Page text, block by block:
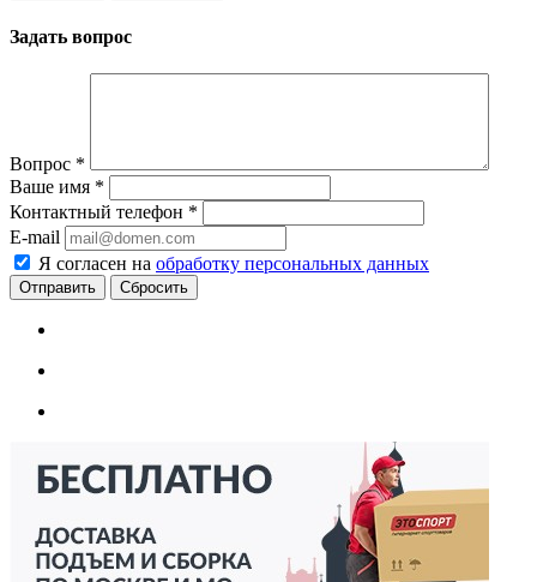
Задать вопрос
Вопрос *
Ваше имя *
Контактный телефон *
E-mail
Я согласен на обработку персональных данных
Сбросить